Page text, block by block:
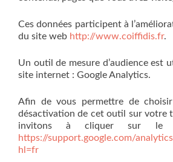
Ces données participent à
du site web http://www.coiffidis.fr.
Un outil de mesure d’audience est
site internet : Google Analytics.
Afin de vous permettre de
désactivation de cet outil sur votre
invitons à cliquer sur le
https://support.google.com/
hl=fr